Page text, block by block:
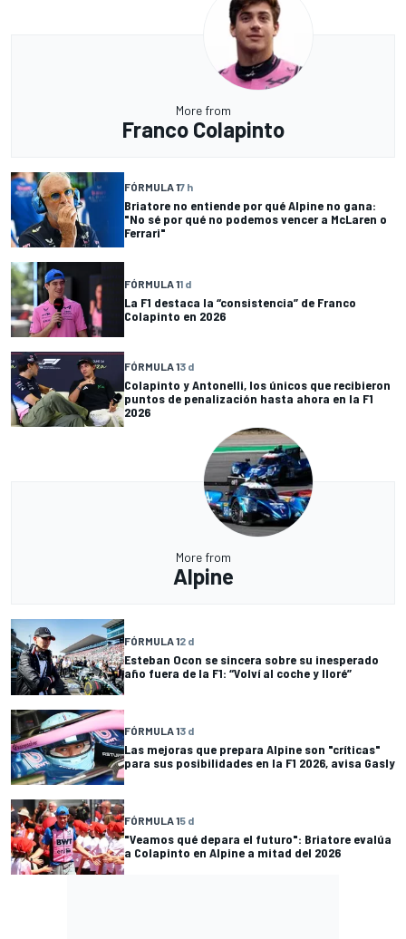
More from
Franco Colapinto
FÓRMULA 17 h
Briatore no entiende por qué Alpine no gana:
"No sé por qué no podemos vencer a McLaren o
Ferrari"
FÓRMULA 11 d
La F1 destaca la “consistencia” de Franco
Colapinto en 2026
FÓRMULA 13 d
Colapinto y Antonelli, los únicos que recibieron
puntos de penalización hasta ahora en la F1
2026
More from
Alpine
FÓRMULA 12 d
Esteban Ocon se sincera sobre su inesperado
año fuera de la F1: “Volví al coche y lloré”
FÓRMULA 13 d
Las mejoras que prepara Alpine son "críticas"
para sus posibilidades en la F1 2026, avisa Gasly
FÓRMULA 15 d
"Veamos qué depara el futuro": Briatore evalúa
a Colapinto en Alpine a mitad del 2026